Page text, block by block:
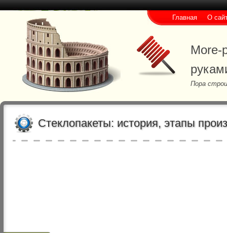
More-
Пора
Главная О
Стеклопакеты: история, этапы